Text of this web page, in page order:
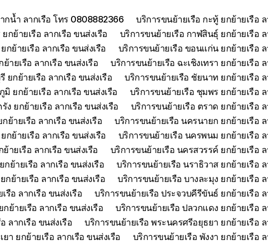
กน้ำ ลากเรือ โทร 0808882366
บริการขนย้ายเรือ กะทู้ ยกย้ายเรือ ล
ย้ายเรือ ลากเรือ ขนส่งเรือ
บริการขนย้ายเรือ กาฬสินธุ์ ยกย้ายเรือ ล
ย้ายเรือ ลากเรือ ขนส่งเรือ
บริการขนย้ายเรือ ขอนแก่น ยกย้ายเรือ ล
ายเรือ ลากเรือ ขนส่งเรือ
บริการขนย้ายเรือ ฉะเชิงเทรา ยกย้ายเรือ
ยกย้ายเรือ ลากเรือ ขนส่งเรือ
บริการขนย้ายเรือ ชัยนาท ยกย้ายเรือ ล
ยกย้ายเรือ ลากเรือ ขนส่งเรือ
บริการขนย้ายเรือ ชุมพร ยกย้ายเรือ ล
ง ยกย้ายเรือ ลากเรือ ขนส่งเรือ
บริการขนย้ายเรือ ตราด ยกย้ายเรือ ล
ย้ายเรือ ลากเรือ ขนส่งเรือ
บริการขนย้ายเรือ นครนายก ยกย้ายเรือ ล
ย้ายเรือ ลากเรือ ขนส่งเรือ
บริการขนย้ายเรือ นครพนม ยกย้ายเรือ ล
ายเรือ ลากเรือ ขนส่งเรือ
บริการขนย้ายเรือ นครสวรรค์ ยกย้ายเรือ ล
ย้ายเรือ ลากเรือ ขนส่งเรือ
บริการขนย้ายเรือ นราธิวาส ยกย้ายเรือ ล
ย้ายเรือ ลากเรือ ขนส่งเรือ
บริการขนย้ายเรือ บางละมุง ยกย้ายเรือ ล
รือ ลากเรือ ขนส่งเรือ
บริการขนย้ายเรือ ประจวบคีรีขันธ์ ยกย้ายเรือ ล
ย้ายเรือ ลากเรือ ขนส่งเรือ
บริการขนย้ายเรือ ปลวกแดง ยกย้ายเรือ ล
ลากเรือ ขนส่งเรือ
บริการขนย้ายเรือ พระนครศรีอยุธยา ยกย้ายเรือ ล
า ยกย้ายเรือ ลากเรือ ขนส่งเรือ
บริการขนย้ายเรือ พังงา ยกย้ายเรือ